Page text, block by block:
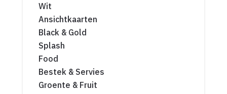
Wit
Ansichtkaarten
Black & Gold
Splash
Food
Bestek & Servies
Groente & Fruit